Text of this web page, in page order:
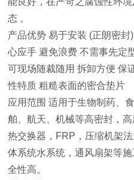
态 。
产品优势 易于安装 (正朗密
心应手 避免浪费 不需事先定
可现场随裁随用 拆卸方便 保
性特质 粗糙表面的密合垫片
应用范围 适用于生物制药、
舶、航天、机械等高密封，高
热交换器，FRP，压缩机架
体系统水系统，通风扇架等
全性高。